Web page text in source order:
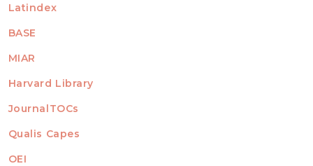
Latindex
BASE
MIAR
Harvard Library
JournalTOCs
Qualis Capes
OEI